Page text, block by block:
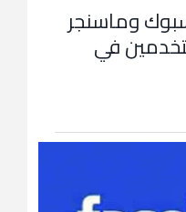
وماسنجر
في